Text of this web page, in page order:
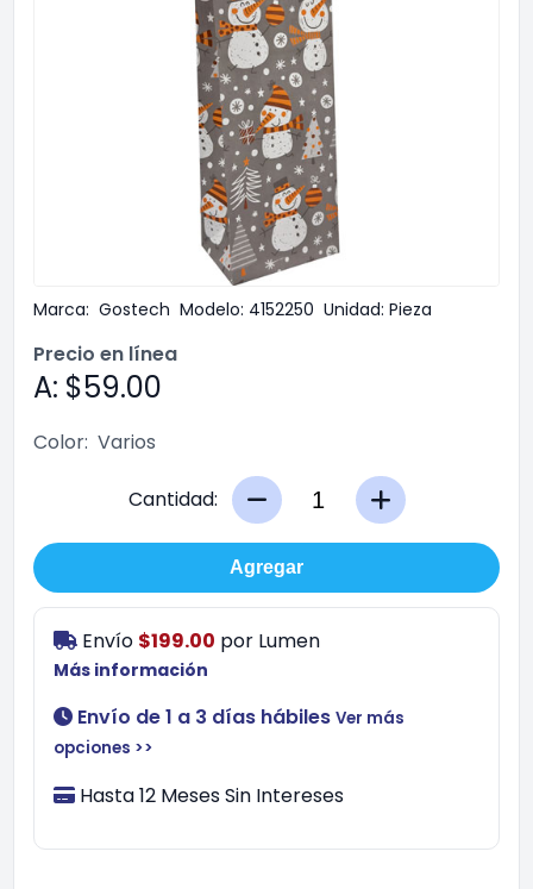
Marca: Gostech Modelo: 4152250 Unidad: Pieza
Precio en línea
A: $59.00
Color: Varios
Cantidad:
Agregar
Envío $199.00 por Lumen
Más información
Envío de 1 a 3 días hábiles Ver más
opciones >>
Hasta 12 Meses Sin Intereses